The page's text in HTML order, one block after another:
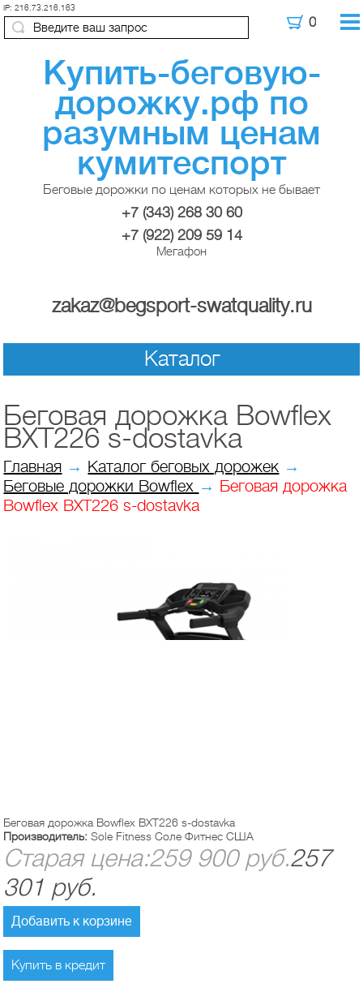
Купить-беговую-
дорожку.рф по
разумным ценам
кумитеспорт
Беговые дорожки по ценам которых не бывает
+7 (343) 268 30 60
+7 (922) 209 59 14
Мегафон
zakaz@begsport-swatquality.ru
Каталог
Беговая дорожка Bowflex
BXT226 s-dostavka
Главная → Каталог беговых дорожек →
Беговые дорожки Bowflex → Беговая дорожка
Bowflex BXT226 s-dostavka
Беговая дорожка Bowflex BXT226 s-dostavka
Производитель: Sole Fitness Соле Фитнес США
Старая цена:259 900 руб.257
301 руб.
Добавить к корзине
Купить в кредит
IP: 216.73.216.163